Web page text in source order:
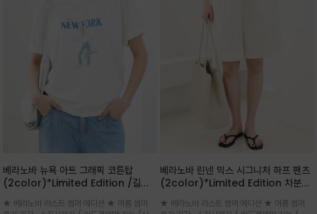
베라노바 뉴욕 아트 그래픽 코튼탑
(2color)*Limited Edition /길어
세요 ^^
★ 베라노바 라스트 썸머 에디션 ★ 여름 썸머
베라노바 린넨 믹스 시그니처 하프 팬츠
(2color)*Limited Edition 차분한
진 여름의 끝자락까지 멋스럽게 연출하
★ 베라노바 라스트 썸머 에디션 ★ 여름 썸머